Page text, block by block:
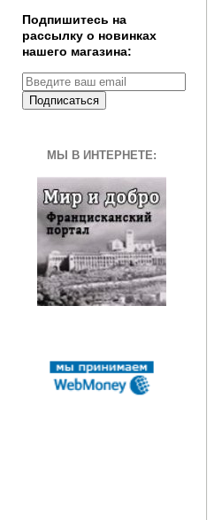
Подпишитесь на
рассылку о новинках
нашего магазина:
Подписаться
МЫ В ИНТЕРНЕТЕ: